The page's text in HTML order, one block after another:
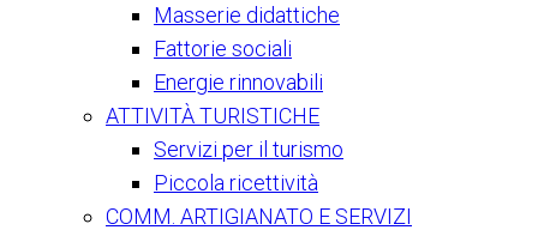
Masserie didattiche
Fattorie sociali
Energie rinnovabili
ATTIVITÀ TURISTICHE
Servizi per il turismo
Piccola ricettività
COMM. ARTIGIANATO E SERVIZI